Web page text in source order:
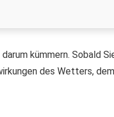
kümmern. Sobald
des Wetters, dem